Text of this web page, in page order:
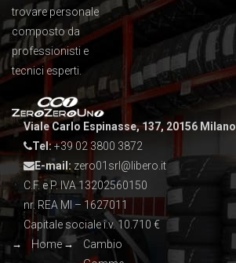
trovare personale
composto da
professionisti e
tecnici esperti.
Viale Carlo Espinasse, 137, 20156 Milano
Tel:+39 02 3800 3872
E-mail: zero01srl@libero.it
C.F. e P. IVA 13202560150
nr. REA MI – 1627011
Capitale sociale i.v. 10.710 €
Home
Cambio